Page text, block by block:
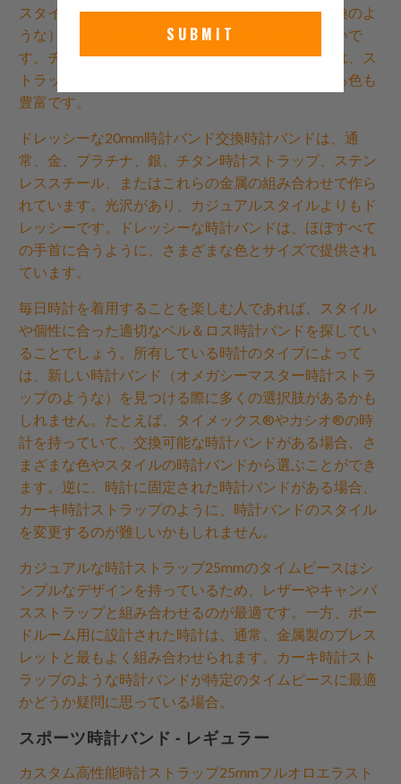
スタイルの時計バンド（オメガ時計ストラップ交換のよ
うな）ほど光沢がなく、耐久性があり、価格も安いで
す。チタン時計ストラップスタイルの時計バンドは、ス
トラップに穴があるものとないものがあり、選べる色も
豊富です。
ドレッシーな20mm時計バンド交換時計バンドは、通
常、金、プラチナ、銀、チタン時計ストラップ、ステン
レススチール、またはこれらの金属の組み合わせで作ら
れています。光沢があり、カジュアルスタイルよりもド
レッシーです。ドレッシーな時計バンドは、ほぼすべて
の手首に合うように、さまざまな色とサイズで提供され
ています。
毎日時計を着用することを楽しむ人であれば、スタイル
や個性に合った適切なベル＆ロス時計バンドを探してい
ることでしょう。所有している時計のタイプによって
は、新しい時計バンド（オメガシーマスター時計ストラ
ップのような）を見つける際に多くの選択肢があるかも
しれません。たとえば、タイメックス®やカシオ®の時
計を持っていて、交換可能な時計バンドがある場合、さ
まざまな色やスタイルの時計バンドから選ぶことができ
ます。逆に、時計に固定された時計バンドがある場合、
カーキ時計ストラップのように、時計バンドのスタイル
を変更するのが難しいかもしれません。
カジュアルな時計ストラップ25mmのタイムピースはシ
ンプルなデザインを持っているため、レザーやキャンバ
スストラップと組み合わせるのが最適です。一方、ボー
ドルーム用に設計された時計は、通常、金属製のブレス
レットと最もよく組み合わせられます。カーキ時計スト
ラップのような時計バンドが特定のタイムピースに最適
かどうか疑問に思っている場合。
スポーツ時計バンド - レギュラー
カスタム高性能時計ストラップ25mmフルオロエラスト
SUBMIT